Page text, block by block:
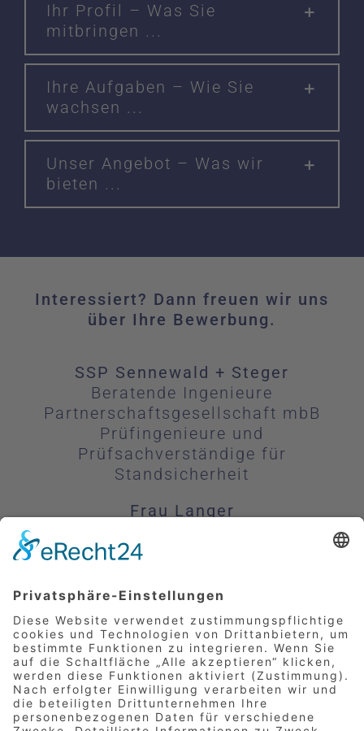
Ihr Profil – Was Sie
mitbringen ...
Ihre Aufgaben – Wie Sie
wachsen ...
Unser Angebot – Was wir
bieten ...
Interessiert? Dann freuen wir uns
über Ihre Bewerbung.
SSP Sennewald + Steger
Beratende Ingenieure
Partnerschaftsgesellschaft mbB
Prüfingenieure und
Prüfsachverständige für
Standsicherheit
Frau Langer
81245 München
Tel.: +49 (0)89/89 69 6-0
E-Mail:
bewerbung@fsmuc.com
Stellenanzeige Download